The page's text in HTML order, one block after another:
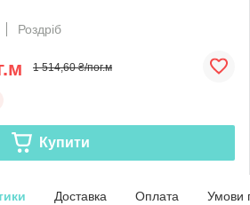
Роздріб
1 514,60 ₴/пог.м
Купити
Доставка Оплата Умови